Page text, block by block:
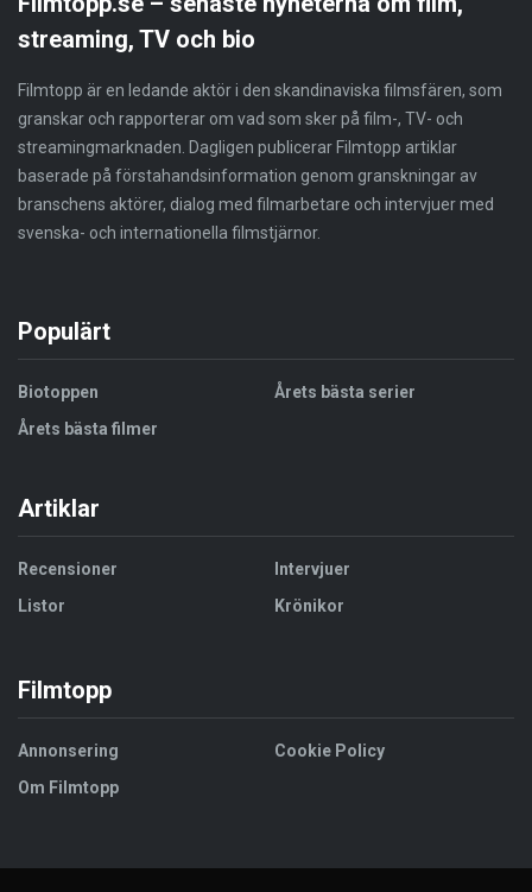
streaming, TV och bio
Filmtopp är en ledande aktör i den skandinaviska filmsfären, som
granskar och rapporterar om vad som sker på film-, TV- och
streamingmarknaden. Dagligen publicerar Filmtopp artiklar
baserade på förstahandsinformation genom granskningar av
branschens aktörer, dialog med filmarbetare och intervjuer med
svenska- och internationella filmstjärnor.
Populärt
Biotoppen
Årets bästa filmer
Årets bästa serier
Artiklar
Recensioner
Listor
Intervjuer
Krönikor
Filmtopp
Annonsering
Om Filmtopp
Cookie Policy